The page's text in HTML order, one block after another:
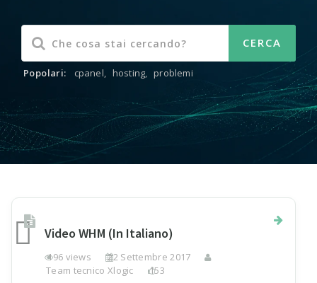
Popolari: cpanel, hosting, problemi
Video WHM (In Italiano)
196 views
22 Settembre 2017
Team tecnico Xlogic
153